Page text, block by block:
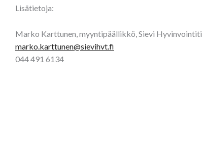
Lisätietoja:
Marko Karttunen, myyntipäällikkö, Sievi
marko.karttunen@sievihvt.fi
044 491 6134